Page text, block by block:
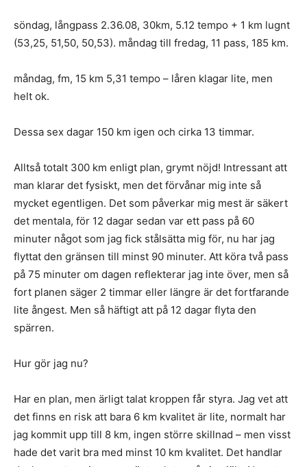
söndag, långpass 2.36.08, 30km, 5.12 tempo + 1 km lugnt
(53,25, 51,50, 50,53). måndag till fredag, 11 pass, 185 km.
måndag, fm, 15 km 5,31 tempo – låren klagar lite, men
helt ok.
Dessa sex dagar 150 km igen och cirka 13 timmar.
Alltså totalt 300 km enligt plan, grymt nöjd! Intressant att
man klarar det fysiskt, men det förvånar mig inte så
mycket egentligen. Det som påverkar mig mest är säkert
det mentala, för 12 dagar sedan var ett pass på 60
minuter något som jag fick stålsätta mig för, nu har jag
flyttat den gränsen till minst 90 minuter. Att köra två pass
på 75 minuter om dagen reflekterar jag inte över, men så
fort planen säger 2 timmar eller längre är det fortfarande
lite ångest. Men så häftigt att på 12 dagar flyta den
spärren.
Hur gör jag nu?
Har en plan, men ärligt talat kroppen får styra. Jag vet att
det finns en risk att bara 6 km kvalitet är lite, normalt har
jag kommit upp till 8 km, ingen större skillnad – men visst
hade det varit bra med minst 10 km kvalitet. Det handlar